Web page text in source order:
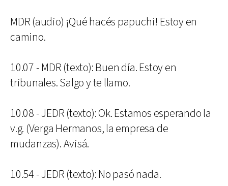
MDR (audio) ¡Qué hacés papuchi! Estoy en
camino.
10.07 - MDR (texto): Buen día. Estoy en
tribunales. Salgo y te llamo.
10.08 - JEDR (texto): Ok. Estamos esperando la
v.g. (Verga Hermanos, la empresa de
mudanzas). Avisá.
10.54 - JEDR (texto): No pasó nada.